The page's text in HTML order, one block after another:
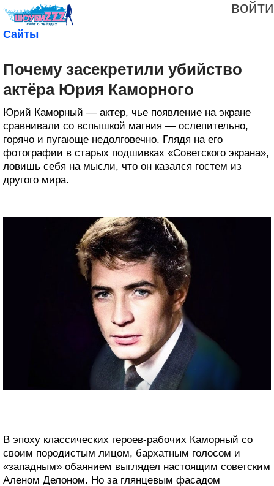
войти
Сайты
Почему засекретили убийство
актёра Юрия Каморного
Юрий Каморный — актер, чье появление на экране
сравнивали со вспышкой магния — ослепительно,
горячо и пугающе недолговечно. Глядя на его
фотографии в старых подшивках «Советского экрана»,
ловишь себя на мысли, что он казался гостем из
другого мира.
В эпоху классических героев-рабочих Каморный со
своим породистым лицом, бархатным голосом и
«западным» обаянием выглядел настоящим советским
Аленом Делоном. Но за глянцевым фасадом